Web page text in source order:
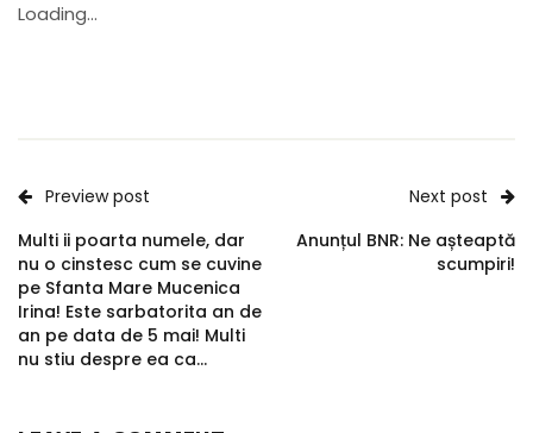
Loading...
Preview post
Multi ii poarta numele, dar
nu o cinstesc cum se cuvine
pe Sfanta Mare Mucenica
Irina! Este sarbatorita an de
an pe data de 5 mai! Multi
nu stiu despre ea ca...
Next post
Anunțul BNR: Ne așteaptă
scumpiri!